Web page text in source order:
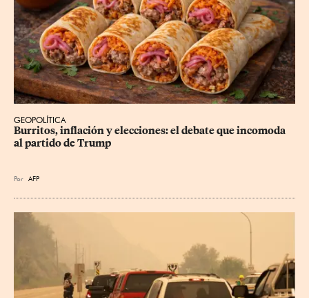
GEOPOLÍTICA
Burritos, inflación y elecciones: el debate que incomoda
al partido de Trump
Por AFP